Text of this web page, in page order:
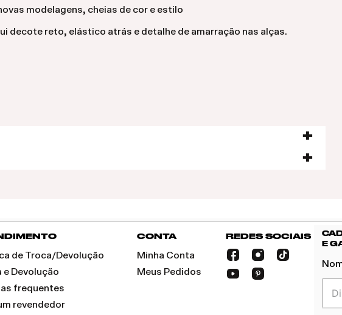
modelagens, cheias de cor e estilo
decote reto, elástico atrás e detalhe de amarração nas alças.
de Troca/Devolução
e Devolução
frequentes
revendedor
CONTA
Minha Conta
Meus Pedidos
REDES SOCIAIS
E